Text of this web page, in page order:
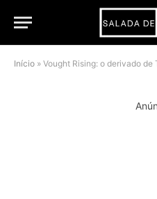
Início » Vought Rising: o derivado de The Boys